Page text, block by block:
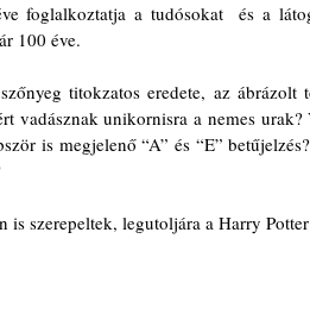
foglalkoztatja a tudósokat  és a
100 éve.
titokzatos eredete, az ábrázolt
vadásznak unikornisra a nemes
is megjelenő “A” és “E”
szerepeltek, legutoljára a Harry